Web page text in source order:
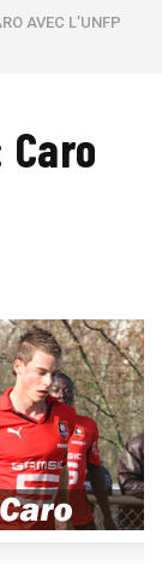
AVEC L’UNFP